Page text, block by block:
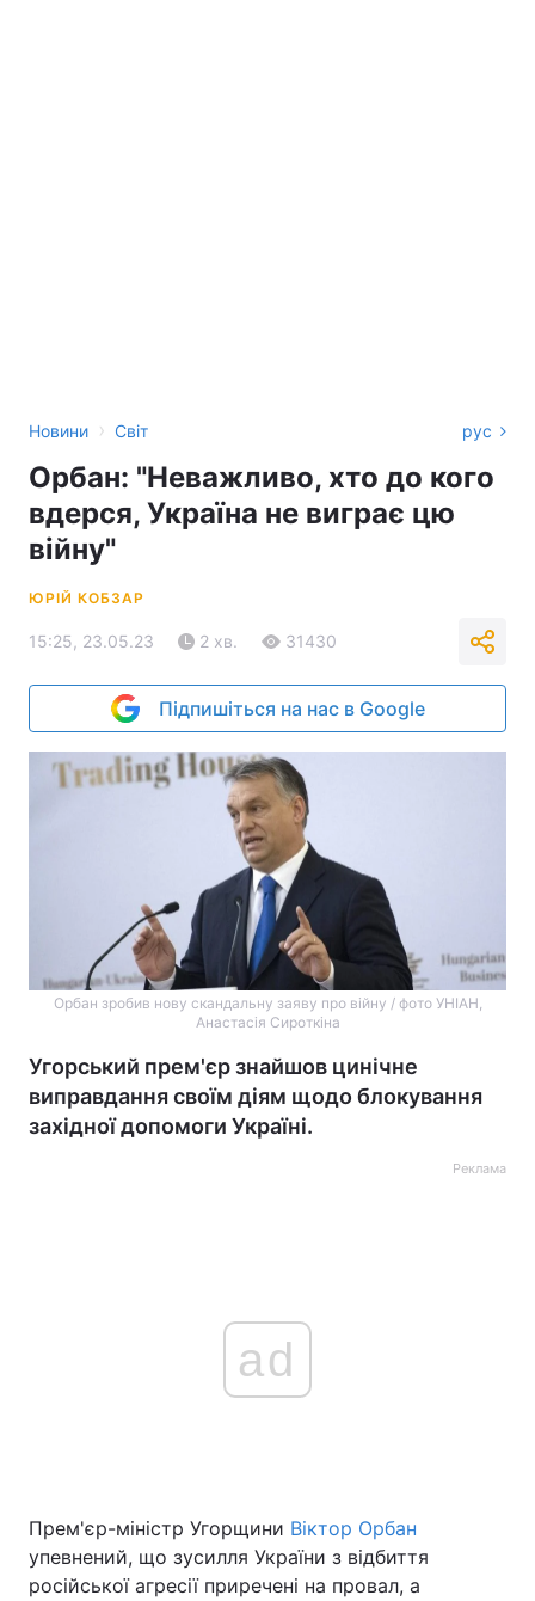
Новини › Світ рус
Орбан: "Неважливо, хто до кого
вдерся, Україна не виграє цю
війну"
ЮРІЙ КОБЗАР
15:25, 23.05.23 2 хв. 31430
Підпишіться на нас в Google
Орбан зробив нову скандальну заяву про війну / фото УНІАН,
Анастасія Сироткіна
Угорський прем'єр знайшов цинічне
виправдання своїм діям щодо блокування
західної допомоги Україні.
Реклама
ad
Прем'єр-міністр Угорщини Віктор Орбан
упевнений, що зусилля України з відбиття
російської агресії приречені на провал, а